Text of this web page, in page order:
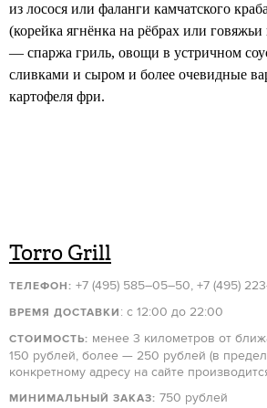
из лосося или фаланги камчатского
(корейка ягнёнка на рёбрах или
— спаржа гриль, овощи в устричном
сливками и сыром и более очевидные
картофеля фри.
Torro Grill
ТЕЛЕФОН: +7 (495) 585–05–50, +7 (495)
ВРЕМЯ ДОСТАВКИ : с 12:00 до 22:00
СТОИМОСТЬ: менее 3 километров от
150 рублей, более — 250 рублей (в
конкретному адресу на сайте
МИНИМАЛЬНЫЙ ЗАКАЗ: 750 рублей